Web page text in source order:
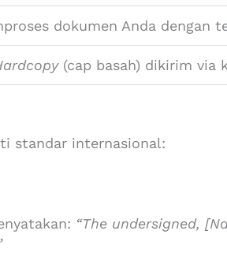
dokumen Anda dengan
(cap basah) dikirim via
standar internasional:
“The undersigned,